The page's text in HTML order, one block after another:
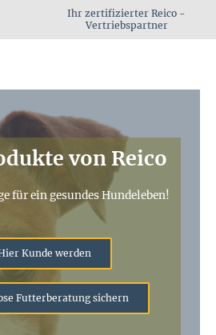
Ihr zertifizierter Reico -
Vertriebspartner
von Reico
für ein gesundes Hundeleben!
Kunde werden
Futterberatung sichern